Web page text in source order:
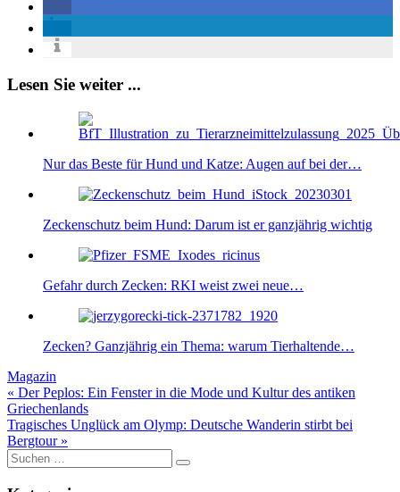
Lesen Sie weiter ...
Nur das Beste für Hund und Katze: Augen auf bei der…
Zeckenschutz beim Hund: Darum ist er ganzjährig wichtig
Gefahr durch Zecken: RKI weist zwei neue…
Zecken? Ganzjährig ein Thema: warum Tierhaltende…
Magazin
Beitragsnavigation
« Der Peplos: Ein Fenster in die Mode und Kultur des antiken
Griechenlands
Tragisches Unglück am Olymp: Deutsche Wanderin stirbt bei
Bergtour »
Suche
nach: